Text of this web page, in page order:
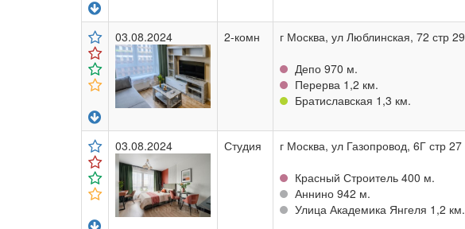
03.08.2024 2-комн
г Москва, ул Люблинская, 72 стр 29
Депо 970 м.
Перерва 1,2 км.
Братиславская 1,3 км.
03.08.2024 Студия
г Москва, ул Газопровод, 6Г стр 27
Красный Строитель 400 м.
Аннино 942 м.
Улица Академика Янгеля 1,2 км.